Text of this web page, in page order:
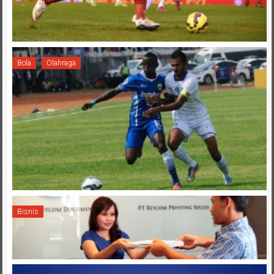
Bola Olahraga
Bisnis